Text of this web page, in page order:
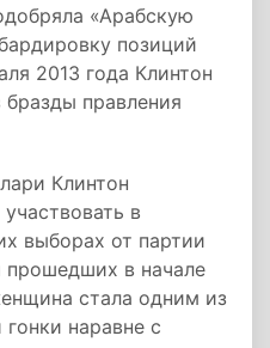
«Арабскую
позиций
2013 года Клинтон
бразды правления
Клинтон
в
выборах от партии
в начале
стала одним из
наравне с